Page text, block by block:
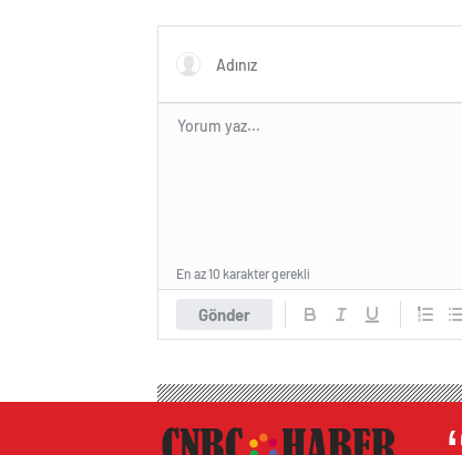
Gönder
En az 10 karakter gerekli